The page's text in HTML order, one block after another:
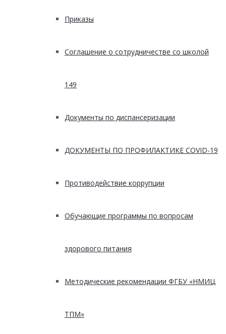
Приказы
Соглашение о сотрудничестве со школой
149
Документы по диспансеризации
ДОКУМЕНТЫ ПО ПРОФИЛАКТИКЕ COVID-19
Противодействие коррупции
Обучающие программы по вопросам
здорового питания
Методические рекомендации ФГБУ «НМИЦ
ТПМ»